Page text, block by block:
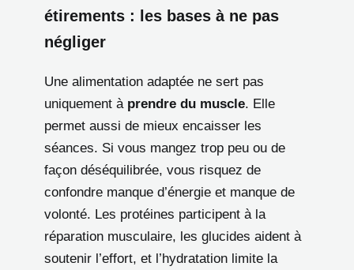
étirements : les bases à ne pas
négliger
Une alimentation adaptée ne sert pas
uniquement à prendre du muscle. Elle
permet aussi de mieux encaisser les
séances. Si vous mangez trop peu ou de
façon déséquilibrée, vous risquez de
confondre manque d’énergie et manque de
volonté. Les protéines participent à la
réparation musculaire, les glucides aident à
soutenir l’effort, et l’hydratation limite la